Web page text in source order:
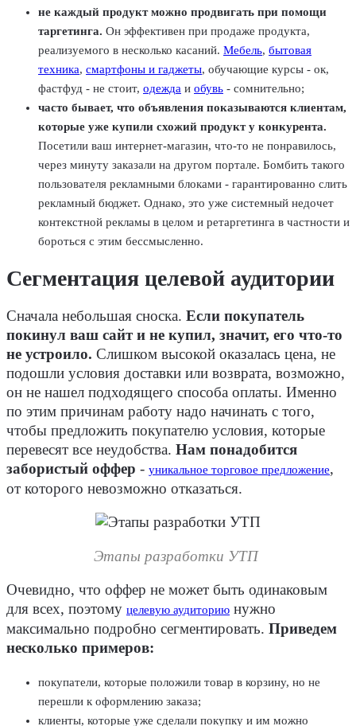
не каждый продукт можно продвигать при помощи
таргетинга. Он эффективен при продаже продукта,
реализуемого в несколько касаний. Мебель, бытовая
техника, смартфоны и гаджеты, обучающие курсы - ок,
фастфуд - не стоит, одежда и обувь - сомнительно;
часто бывает, что объявления показываются клиентам,
которые уже купили схожий продукт у конкурента.
Посетили ваш интернет-магазин, что-то не понравилось,
через минуту заказали на другом портале. Бомбить такого
пользователя рекламными блоками - гарантированно слить
рекламный бюджет. Однако, это уже системный недочет
контекстной рекламы в целом и ретаргетинга в частности и
бороться с этим бессмысленно.
Сегментация целевой аудитории
Сначала небольшая сноска. Если покупатель
покинул ваш сайт и не купил, значит, его что-то
не устроило. Слишком высокой оказалась цена, не
подошли условия доставки или возврата, возможно,
он не нашел подходящего способа оплаты. Именно
по этим причинам работу надо начинать с того,
чтобы предложить покупателю условия, которые
перевесят все неудобства. Нам понадобится
забористый оффер - уникальное торговое предложение,
от которого невозможно отказаться.
Этапы разработки УТП
Очевидно, что оффер не может быть одинаковым
для всех, поэтому целевую аудиторию нужно
максимально подробно сегментировать. Приведем
несколько примеров:
покупатели, которые положили товар в корзину, но не
перешли к оформлению заказа;
клиенты, которые уже сделали покупку и им можно